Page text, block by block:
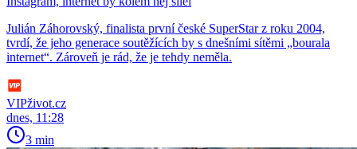
Julián Záhorovský, finalista první české SuperStar z roku 2004,
tvrdí, že jeho generace soutěžících by s dnešními sítěmi „bourala
internet“. Zároveň je rád, že je tehdy neměla.
VIPživot.cz
dnes, 11:28
3 min